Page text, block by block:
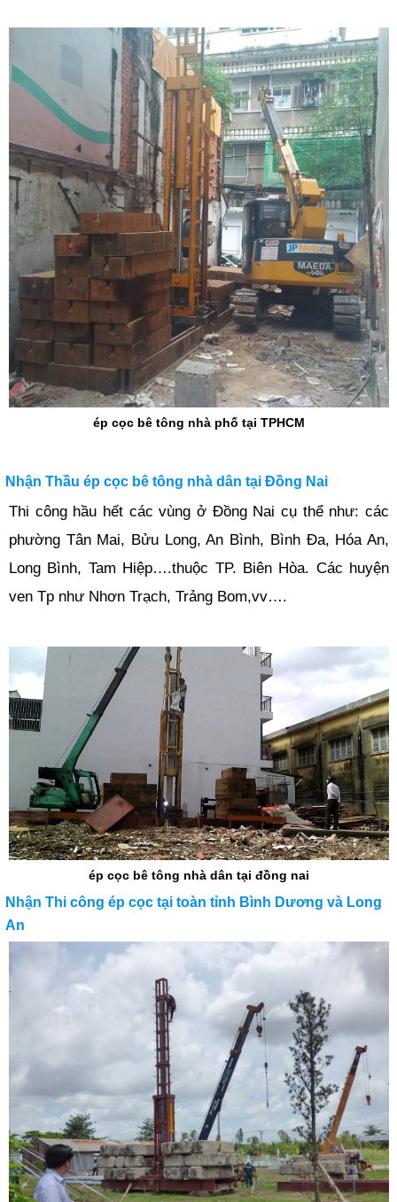
ép cọc bê tông nhà phố tại TPHCM
Nhận Thầu ép cọc bê tông nhà dân tại Đồng Nai
Thi công hầu hết các vùng ở Đồng Nai cụ thể như: các
phường Tân Mai, Bửu Long, An Bình, Bình Đa, Hóa An,
Long Bình, Tam Hiệp….thuộc TP. Biên Hòa. Các huyện
ven Tp như Nhơn Trạch, Trảng Bom,vv….
ép cọc bê tông nhà dân tại đồng nai
Nhận Thi công ép cọc tại toàn tỉnh Bình Dương và Long
An